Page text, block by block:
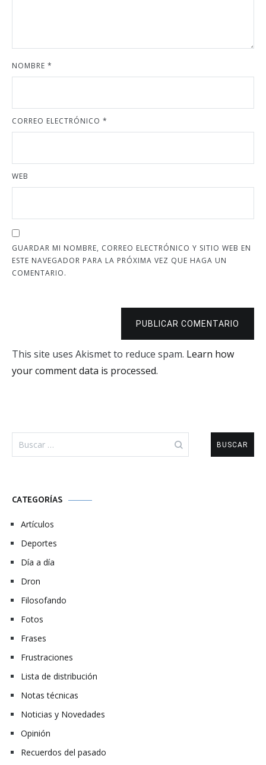
NOMBRE *
CORREO ELECTRÓNICO *
WEB
GUARDAR MI NOMBRE, CORREO ELECTRÓNICO Y SITIO WEB EN
ESTE NAVEGADOR PARA LA PRÓXIMA VEZ QUE HAGA UN
COMENTARIO.
PUBLICAR COMENTARIO
This site uses Akismet to reduce spam. Learn how
your comment data is processed.
CATEGORÍAS
Artículos
Deportes
Día a día
Dron
Filosofando
Fotos
Frases
Frustraciones
Lista de distribución
Notas técnicas
Noticias y Novedades
Opinión
Recuerdos del pasado